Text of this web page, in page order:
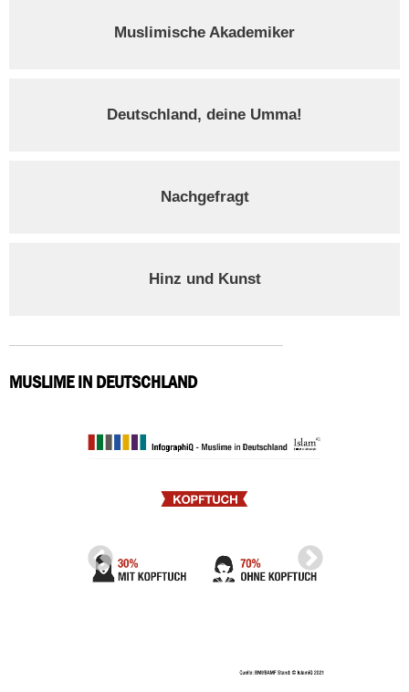
Muslimische Akademiker
Deutschland, deine Umma!
Nachgefragt
Hinz und Kunst
MUSLIME IN DEUTSCHLAND